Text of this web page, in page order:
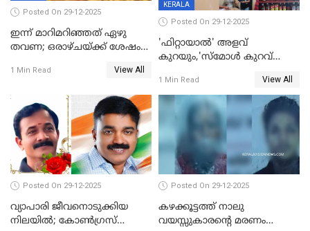
Posted On 29-12-2025
ഇന്ന് മാറിമറിഞ്ഞത് ഏഴു
തവണ; ഒരാഴ്ചയ്ക്ക് ശേഷം
1 Min Read View All
KERALA
Posted On 29-12-2025
'ഫിറ്റായാൽ' അളവ്
കുറയും,'സ്‌മോൾ കുറവ്
പിഴ
1 Min Read View All
Posted On 29-12-2025
വ്യാപാരി ജീവനൊടുക്കിയ
നിലയില്‍; കോണ്‍ഗ്രസ്
Posted On 29-12-2025
കഴക്കൂട്ടത്ത് നാലു
വയസ്സുകാരന്റെ മരണം